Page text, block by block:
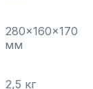
280x160x170
мм
2,5 кг